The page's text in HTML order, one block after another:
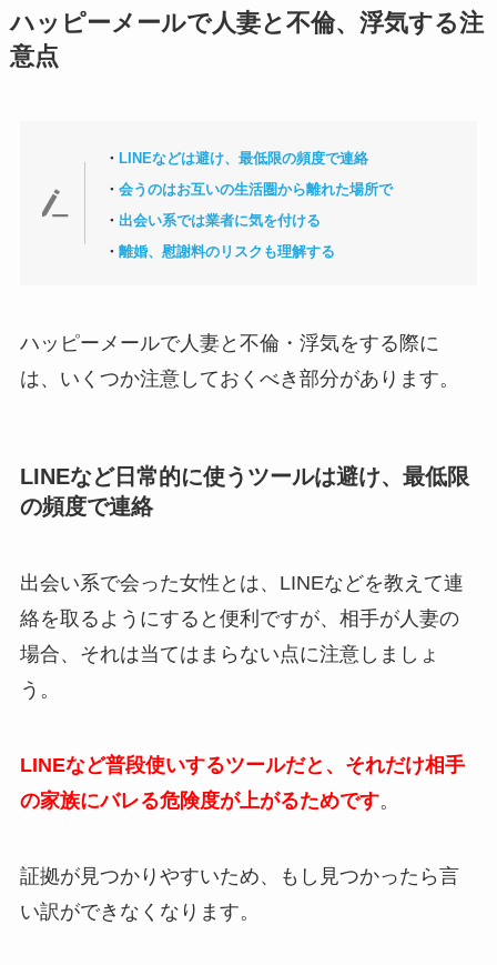
ハッピーメールで人妻と不倫、浮気する注
意点
・ LINEなどは避け、最低限の頻度で連絡
・会うのはお互いの生活圏から離れた場所で
・出会い系では業者に気を付ける
・離婚、慰謝料のリスクも理解する
ハッピーメールで人妻と不倫・浮気をする際に
は、いくつか注意しておくべき部分があります。
LINEなど日常的に使うツールは避け、最低限
の頻度で連絡
出会い系で会った女性とは、LINEなどを教えて連
絡を取るようにすると便利ですが、相手が人妻の
場合、それは当てはまらない点に注意しましょ
う。
LINEなど普段使いするツールだと、それだけ相手
の家族にバレる危険度が上がるためです。
証拠が見つかりやすいため、もし見つかったら言
い訳ができなくなります。